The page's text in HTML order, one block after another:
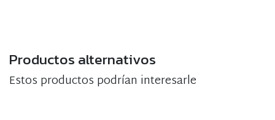
Productos alternativos
Estos productos podrían interesarle